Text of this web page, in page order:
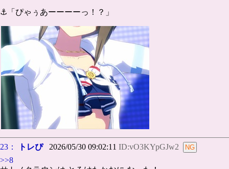
⚓「ぴゃぅあーーーーっ！？」
23： トレぴ2026/05/30 09:02:11 ID:vO3KYpGJw2
>>8